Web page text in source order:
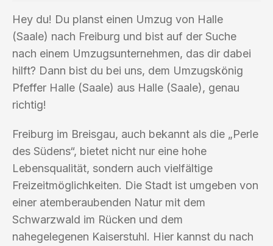
Hey du! Du planst einen Umzug von Halle
(Saale) nach Freiburg und bist auf der Suche
nach einem Umzugsunternehmen, das dir dabei
hilft? Dann bist du bei uns, dem Umzugskönig
Pfeffer Halle (Saale) aus Halle (Saale), genau
richtig!
Freiburg im Breisgau, auch bekannt als die „Perle
des Südens“, bietet nicht nur eine hohe
Lebensqualität, sondern auch vielfältige
Freizeitmöglichkeiten. Die Stadt ist umgeben von
einer atemberaubenden Natur mit dem
Schwarzwald im Rücken und dem
nahegelegenen Kaiserstuhl. Hier kannst du nach